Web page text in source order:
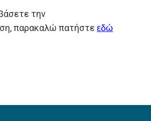
την
παρακαλώ πατήστεεδώ